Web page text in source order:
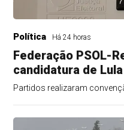
Política Há 24 horas
Federação PSOL-
candidatura de
Partidos realizaram